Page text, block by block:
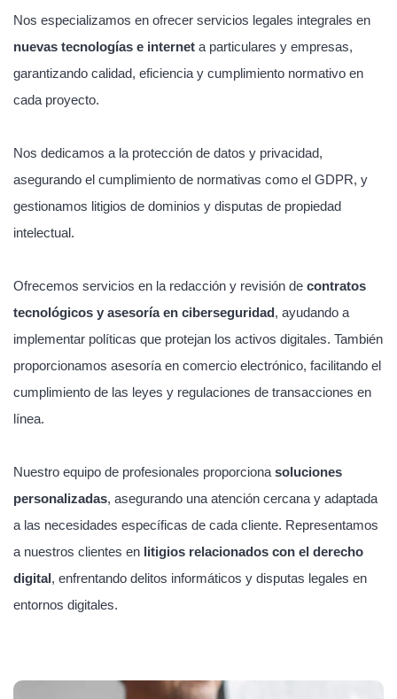
Nos especializamos en ofrecer servicios legales integrales en
nuevas tecnologías e internet a particulares y empresas,
garantizando calidad, eficiencia y cumplimiento normativo en
cada proyecto.
Nos dedicamos a la protección de datos y privacidad,
asegurando el cumplimiento de normativas como el GDPR, y
gestionamos litigios de dominios y disputas de propiedad
intelectual.
Ofrecemos servicios en la redacción y revisión de contratos
tecnológicos y asesoría en ciberseguridad, ayudando a
implementar políticas que protejan los activos digitales. También
proporcionamos asesoría en comercio electrónico, facilitando el
cumplimiento de las leyes y regulaciones de transacciones en
línea.
Nuestro equipo de profesionales proporciona soluciones
personalizadas, asegurando una atención cercana y adaptada
a las necesidades específicas de cada cliente. Representamos
a nuestros clientes en litigios relacionados con el derecho
digital, enfrentando delitos informáticos y disputas legales en
entornos digitales.